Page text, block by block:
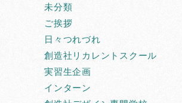
未分類
ご挨拶
日々つれづれ
創造社リカレントスクール
実習生企画
インターン